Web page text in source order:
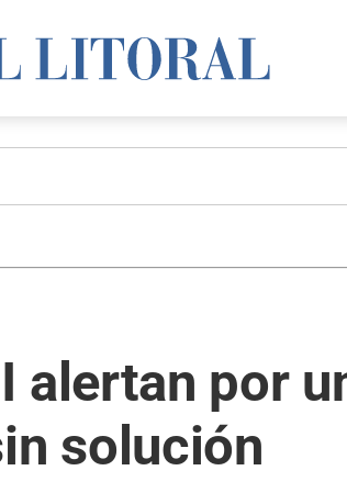
alertan por
solución